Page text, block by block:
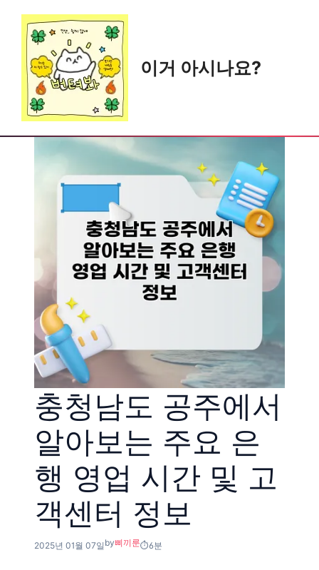
content
이거 아시나요?
충청남도 공주에서
알아보는 주요 은
행 영업 시간 및 고
객센터 정보
2025년 01월 07일 by삐끼룬 6분